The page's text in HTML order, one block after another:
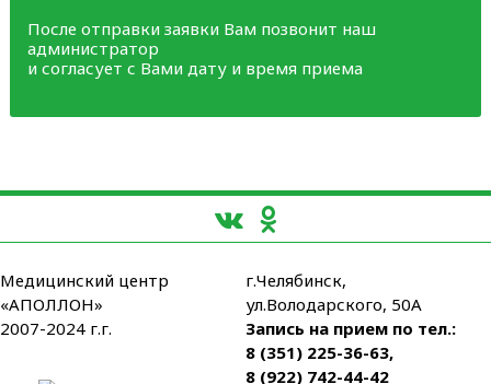
После отправки заявки Вам позвонит наш
администратор
и согласует с Вами дату и время приема
Медицинский центр
«АПОЛЛОН»
2007-2024 г.г.
г.Челябинск,
ул.Володарского, 50А
Запись на прием по тел.:
8 (351) 225-36-63,
8 (922) 742-44-42